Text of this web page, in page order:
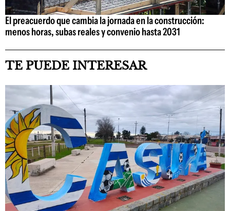
El preacuerdo que cambia la jornada en la construcción:
menos horas, subas reales y convenio hasta 2031
TE PUEDE INTERESAR